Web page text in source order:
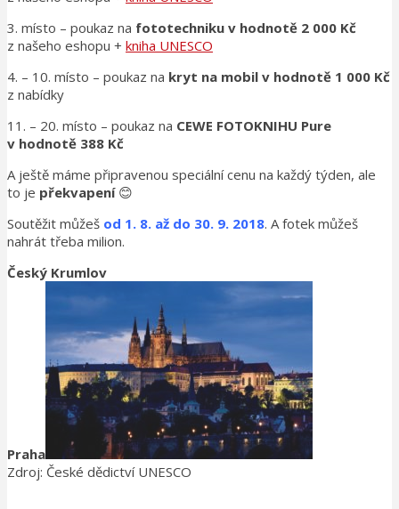
3. místo – poukaz na fototechniku v hodnotě 2 000 Kč
z našeho eshopu + kniha UNESCO
4. – 10. místo – poukaz na kryt na mobil v hodnotě 1 000 Kč
z nabídky
11. – 20. místo – poukaz na CEWE FOTOKNIHU Pure
v hodnotě 388 Kč
A ještě máme připravenou speciální cenu na každý týden, ale
to je překvapení😊
Soutěžit můžeš od 1. 8. až do 30. 9. 2018. A fotek můžeš
nahrát třeba milion.
Český Krumlov
Praha
Zdroj: České dědictví UNESCO